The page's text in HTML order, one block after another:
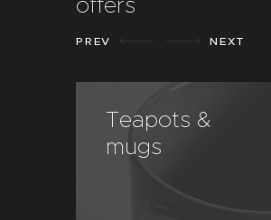
PREV NEXT
Teapots &
mugs